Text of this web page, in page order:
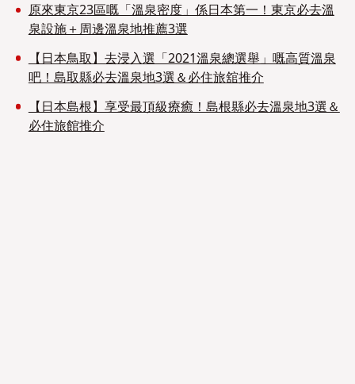
原來東京23區嘅「溫泉密度」係日本第一！東京必去溫
泉設施＋周邊溫泉地推薦3選
【日本鳥取】去浸入選「2021溫泉總選舉」嘅高質溫泉
吧！島取縣必去溫泉地3選＆必住旅舘推介
【日本島根】享受最頂級療癒！島根縣必去溫泉地3選＆
必住旅館推介